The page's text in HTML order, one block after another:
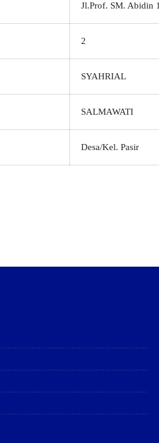
Jl.Prof. SM. Abidin
2
SYAHRIAL
SALMAWATI
Desa/Kel. Pasir